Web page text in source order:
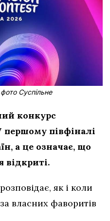
Суспільне
конкурс
першому півфіналі
а це означає, що
відкриті.
як і коли
власних фаворитів